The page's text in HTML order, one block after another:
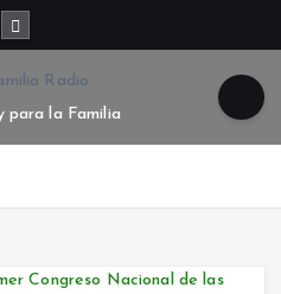
para la Familia